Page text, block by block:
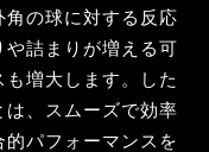
の球に対する反応
詰まりが増える可
増大します。した
、スムーズで効率
パフォーマンスを